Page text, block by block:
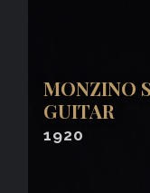
MONZINO
GUITAR
1920